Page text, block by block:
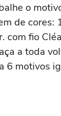
o
de cores:
com fio
a toda
6 motivos